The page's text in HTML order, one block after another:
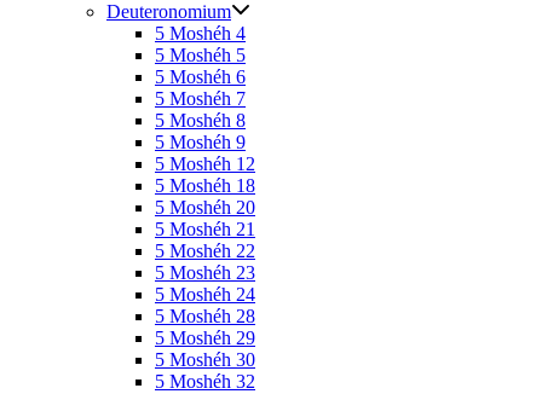
Deuteronomium
5 Moshéh 4
5 Moshéh 5
5 Moshéh 6
5 Moshéh 7
5 Moshéh 8
5 Moshéh 9
5 Moshéh 12
5 Moshéh 18
5 Moshéh 20
5 Moshéh 21
5 Moshéh 22
5 Moshéh 23
5 Moshéh 24
5 Moshéh 28
5 Moshéh 29
5 Moshéh 30
5 Moshéh 32